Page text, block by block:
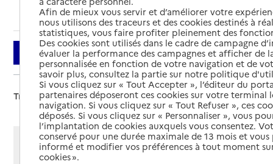
Ajouter cette recherche aux favoris
Filtrer
Trier par :
Afficher les résultats par:
Mode liste
Afin de mieux vous servir et d’améliorer votre
nous utilisons des traceurs et des cookies destinés à
statistiques, vous faire profiter pleinement des
Des cookies sont utilisés dans le cadre de campagne
évaluer la performance des campagnes et afficher de
personnalisée en fonction de votre navigation et de
savoir plus, consultez la partie sur notre politique
Si vous cliquez sur « Tout Accepter », l’éditeur du
partenaires déposeront ces cookies sur votre terminal
navigation. Si vous cliquez sur « Tout Refuser », ces
déposés. Si vous cliquez sur « Personnaliser », vous
l’implantation de cookies auxquels vous consentez.
conservé pour une durée maximale de 13 mois et
informé et modifier vos préférences à tout moment
cookies ».